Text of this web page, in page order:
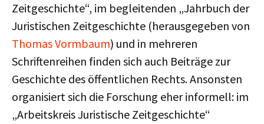
Zeitgeschichte“, im begleitenden „Jahrbuch der
Juristischen Zeitgeschichte (herausgegeben von
Thomas Vormbaum) und in mehreren
Schriftenreihen finden sich auch Beiträge zur
Geschichte des öffentlichen Rechts. Ansonsten
organisiert sich die Forschung eher informell: im
„Arbeitskreis Juristische Zeitgeschichte“